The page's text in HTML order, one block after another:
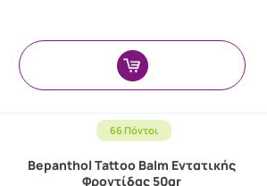
66 Πόντοι
Bepanthol Tattoo Balm Εντατικής
Φροντίδας 50gr